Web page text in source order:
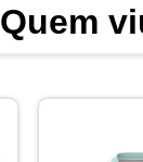
Quem